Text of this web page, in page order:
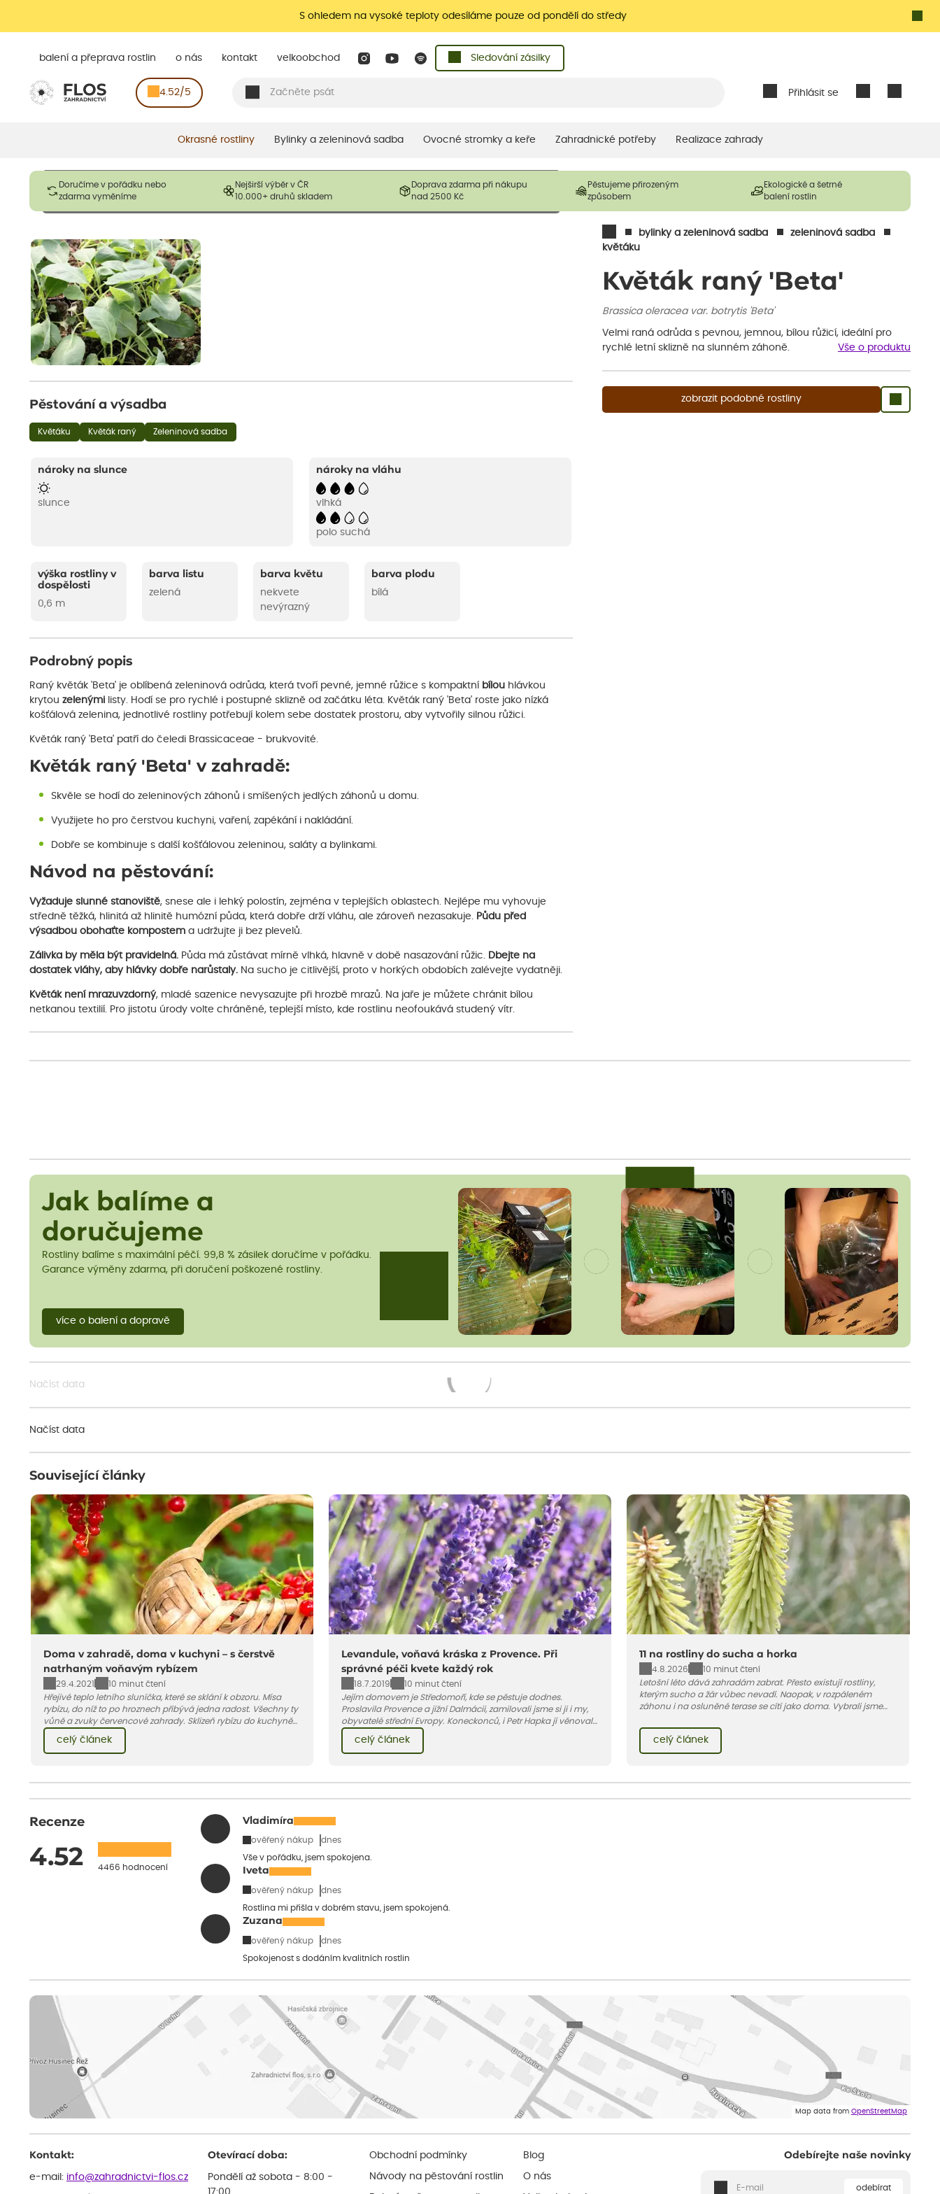
S ohledem na vysoké teploty odesíláme pouze od pondělí do středy
Přihlásit se
balení a přeprava rostlin o nás kontakt velkoobchod Sledování zásilky
4.52/5
Okrasné rostliny Bylinky a zeleninová sadba Ovocné stromky a keře Zahradnické potřeby Realizace zahrady
Doručíme v pořádku nebo
zdarma vyměníme
Nejširší výběr v ČR
10.000+ druhů skladem
Doprava zdarma při nákupu
nad 2500 Kč
Pěstujeme přirozeným
způsobem
Ekologické a šetrné
balení rostlin
bylinky a zeleninová sadba
zeleninová sadba
květáku
Květák raný 'Beta'
Brassica oleracea var. botrytis 'Beta'
Velmi raná odrůda s pevnou, jemnou, bílou růžicí, ideální pro
rychlé letní sklizně na slunném záhoně.
Vše o produktu
zobrazit podobné rostliny
Obrázky slouží pouze pro ilustrační účely a mají reprezentovat prodávané produkty. V závislosti na sezónnosti mohou být
opadavé rostliny dodávány v dormantním stavu a bez listů. Rostliny mohou být také sestřiženy níže, než je uvedená
Pěstování a výsadba
Květáku Květák raný Zeleninová sadba
nároky na slunce
slunce
nároky na vláhu
vlhká
polo suchá
výška rostliny v
dospělosti
0,6 m
barva listu
zelená
barva květu
nekvete
nevýrazný
barva plodu
bílá
Podrobný popis
Raný květák 'Beta' je oblíbená zeleninová odrůda, která tvoří pevné, jemné růžice s kompaktní bílou hlávkou
krytou zelenými listy. Hodí se pro rychlé i postupné sklizně od začátku léta. Květák raný 'Beta' roste jako nízká
košťálová zelenina, jednotlivé rostliny potřebují kolem sebe dostatek prostoru, aby vytvořily silnou růžici.
Květák raný 'Beta' patří do čeledi Brassicaceae - brukvovité.
Květák raný 'Beta' v zahradě:
Skvěle se hodí do zeleninových záhonů i smíšených jedlých záhonů u domu.
Využijete ho pro čerstvou kuchyni, vaření, zapékání i nakládání.
Dobře se kombinuje s další košťálovou zeleninou, saláty a bylinkami.
Návod na pěstování:
Vyžaduje slunné stanoviště, snese ale i lehký polostín, zejména v teplejších oblastech. Nejlépe mu vyhovuje
středně těžká, hlinitá až hlinitě humózní půda, která dobře drží vláhu, ale zároveň nezasakuje.
Půdu před
výsadbou obohaťte kompostem a udržujte ji bez plevelů.
Zálivka by měla být pravidelná. Půda má zůstávat mírně vlhká, hlavně v době nasazování růžic.
Dbejte na
dostatek vláhy, aby hlávky dobře narůstaly. Na sucho je citlivější, proto v horkých obdobích zalévejte vydatněji.
Květák není mrazuvzdorný, mladé sazenice nevysazujte při hrozbě mrazů. Na jaře je můžete chránit bílou
netkanou textilií. Pro jistotu úrody volte chráněné, teplejší místo, kde rostlinu neofoukává studený vítr.
Jak balíme a
doručujeme
Rostliny balíme s maximální péčí. 99,8 % zásilek doručíme v pořádku.
Garance výměny zdarma, při doručení poškozené rostliny.
více o balení a dopravě
Načíst data
Načíst data
Související články
Doma v zahradě, doma v kuchyni – s čerstvě
natrhaným voňavým rybízem
29.4.2021
10 minut čtení
Hřejivé teplo letního sluníčka, které se sklání k obzoru. Mísa
rybízu, do níž to po hroznech přibývá jedna radost. Všechny ty
vůně a zvuky červencové zahrady. Sklizeň rybízu do kuchyně
vnese neuvěřitelný klid a radost. A taky trochu bezstarostnosti
dětství při mlsání babiččina drobenkového koláče s rybízem.
celý článek
Levandule, voňavá kráska z Provence. Při
správné péči kvete každý rok
18.7.2019
10 minut čtení
Jejím domovem je Středomoří, kde se pěstuje dodnes.
Proslavila Provence a jižní Dalmácii, zamilovali jsme si ji i my,
obyvatelé střední Evropy. Koneckonců, i Petr Hapka jí věnoval
slavnou písničku – Levandulovou zná v podání zpěvačky
Hany Hegerové nejspíše každý...
celý článek
11 na rostliny do sucha a horka
4.8.2026
10 minut čtení
Letošní léto dává zahradám zabrat. Přesto existují rostliny,
kterým sucho a žár vůbec nevadí. Naopak, v rozpáleném
záhonu i na osluněné terase se cítí jako doma. Vybrali jsme
léto bez pravidelné zálivky. Pojďme se podívat, které to jsou.
celý článek
Recenze
4.52 4466 hodnocení
Vladimíra
ověřený nákup dnes
Vše v pořádku, jsem spokojena.
Iveta
ověřený nákup dnes
Rostlina mi přišla v dobrém stavu, jsem spokojená.
Zuzana
ověřený nákup dnes
Spokojenost s dodáním kvalitních rostlin
Map data from OpenStreetMap
Kontakt:
e-mail: info@zahradnictvi-flos.cz
Otevírací doba:
Pondělí až sobota - 8:00 -
17:00
Obchodní podmínky
Návody na pěstování rostlin
Blog
O nás
Odebírejte naše novinky
odebírat